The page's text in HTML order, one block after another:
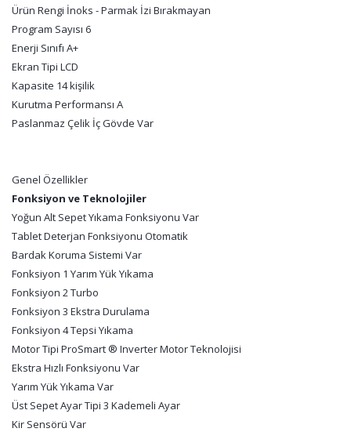
Ürün Rengi İnoks - Parmak İzi Bırakmayan
Program Sayısı 6
Enerji Sınıfı A+
Ekran Tipi LCD
Kapasite 14 kişilik
Kurutma Performansı A
Paslanmaz Çelik İç Gövde Var
Genel Özellikler
Fonksiyon ve Teknolojiler
Yoğun Alt Sepet Yıkama Fonksiyonu Var
Tablet Deterjan Fonksiyonu Otomatik
Bardak Koruma Sistemi Var
Fonksiyon 1 Yarım Yük Yıkama
Fonksiyon 2 Turbo
Fonksiyon 3 Ekstra Durulama
Fonksiyon 4 Tepsi Yıkama
Motor Tipi ProSmart ® Inverter Motor Teknolojisi
Ekstra Hızlı Fonksiyonu Var
Yarım Yük Yıkama Var
Üst Sepet Ayar Tipi 3 Kademeli Ayar
Kir Sensörü Var